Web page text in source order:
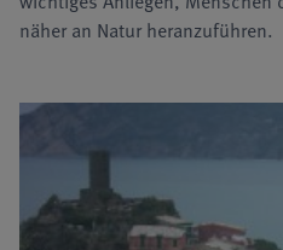
näher an Natur heranzuführen.